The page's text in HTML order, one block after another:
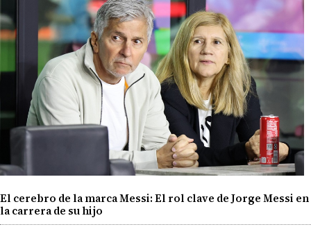
El cerebro de la marca Messi: El rol clave de Jorge Messi en
la carrera de su hijo